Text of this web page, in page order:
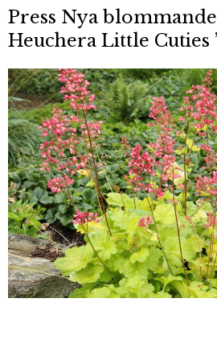
Press Nya
Heuchera Little Cuties